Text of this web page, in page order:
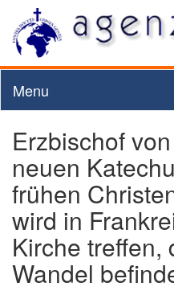
Menu
Erzbischof
neuen
frühen
wird in
Kirche treffen,
Wandel